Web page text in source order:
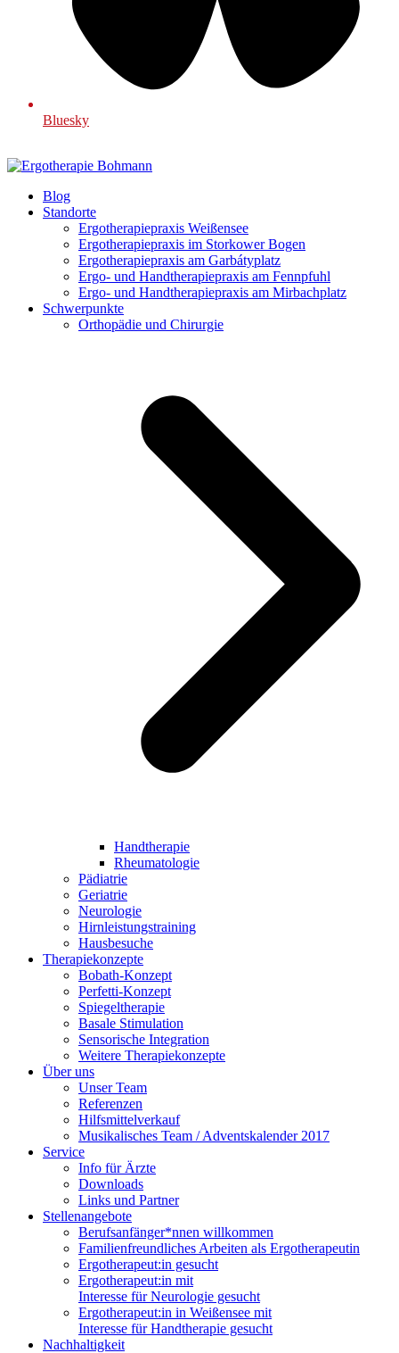
Bluesky
Blog
Standorte
Ergotherapiepraxis Weißensee
Ergotherapiepraxis im Storkower Bogen
Ergotherapiepraxis am Garbátyplatz
Ergo- und Handtherapiepraxis am Fennpfuhl
Ergo- und Handtherapiepraxis am Mirbachplatz
Schwerpunkte
Orthopädie und Chirurgie
Handtherapie
Rheumatologie
Pädiatrie
Geriatrie
Neurologie
Hirnleistungstraining
Hausbesuche
Therapiekonzepte
Bobath-Konzept
Perfetti-Konzept
Spiegeltherapie
Basale Stimulation
Sensorische Integration
Weitere Therapiekonzepte
Über uns
Unser Team
Referenzen
Hilfsmittelverkauf
Musikalisches Team / Adventskalender 2017
Service
Info für Ärzte
Downloads
Links und Partner
Stellenangebote
Berufsanfänger*nnen willkommen
Familienfreundliches Arbeiten als Ergotherapeutin
Ergotherapeut:in gesucht
Ergotherapeut:in mit
Interesse für Neurologie gesucht
Ergotherapeut:in in Weißensee mit
Interesse für Handtherapie gesucht
Nachhaltigkeit